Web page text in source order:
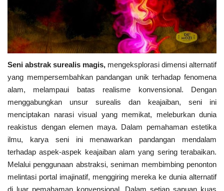
Seni abstrak surealis magis, mengeksplorasi dimensi alternatif
yang mempersembahkan pandangan unik terhadap fenomena
alam, melampaui batas realisme konvensional. Dengan
menggabungkan unsur surealis dan keajaiban, seni ini
menciptakan narasi visual yang memikat, meleburkan dunia
reakistus dengan elemen maya. Dalam pemahaman estetika
ilmu, karya seni ini menawarkan pandangan mendalam
terhadap aspek-aspek keajaiban alam yang sering terabaikan.
Melalui penggunaan abstraksi, seniman membimbing penonton
melintasi portal imajinatif, menggiring mereka ke dunia alternatif